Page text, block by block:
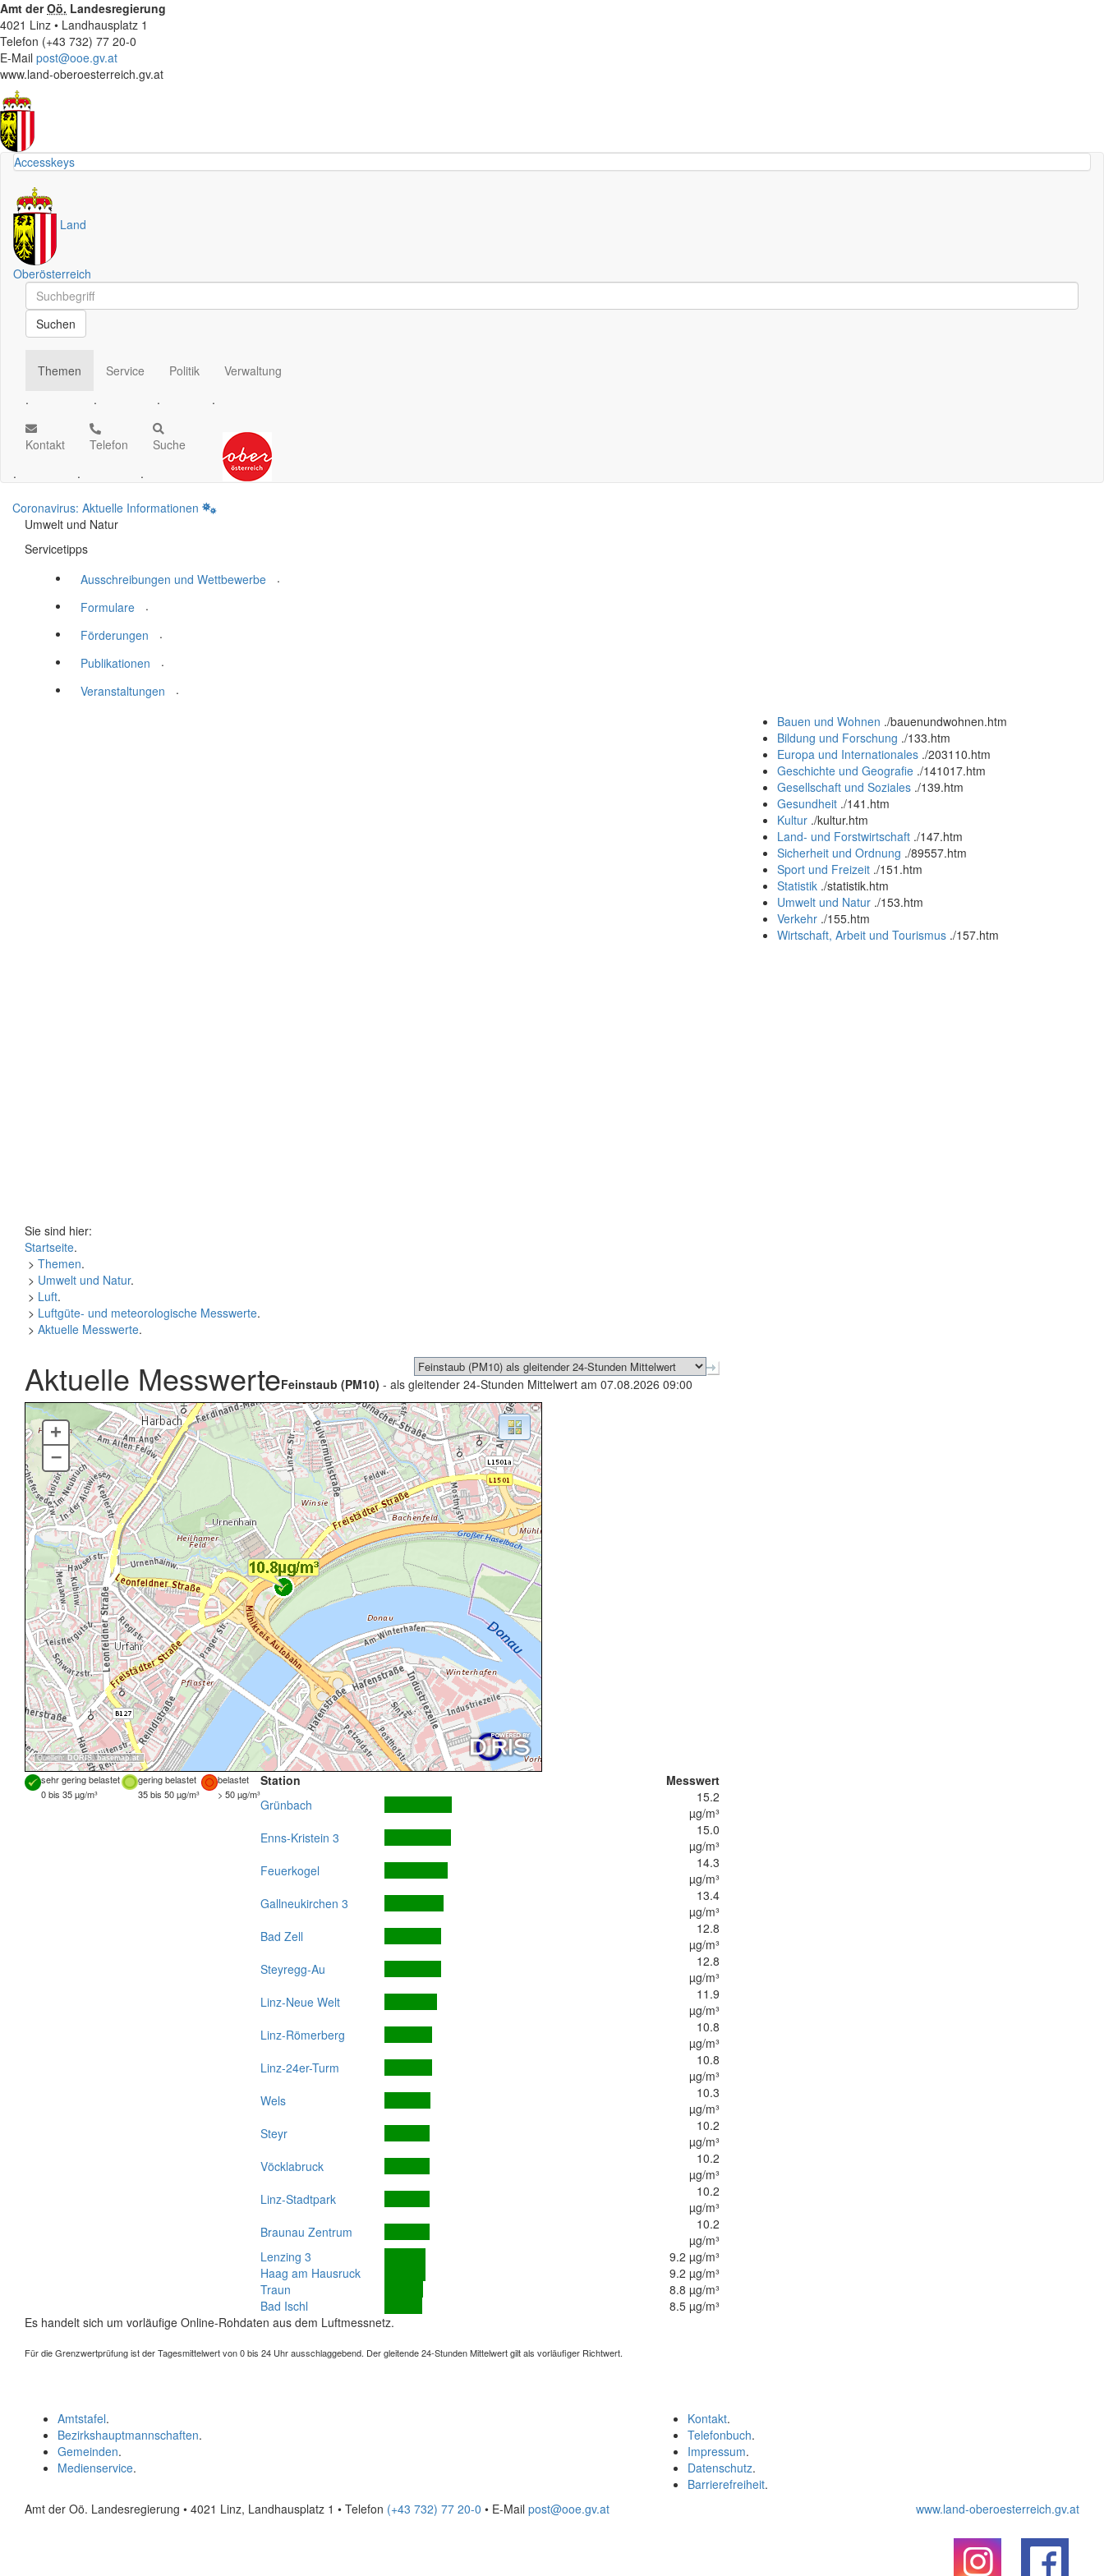
Amt derOö. Landesregierung
4021 Linz • Landhausplatz 1
Telefon (+43 732) 77 20-0
E-Mail post@ooe.gv.at
www.land-oberoesterreich.gv.at
Accesskeys
Land
Oberösterreich
Schnellsuche
Schnellsuche
Suchen
Themen
.
Service
.
Politik
.
Verwaltung
.
Kontakt
.
Telefon
.
Suche
.
Coronavirus: Aktuelle Informationen
Umwelt und Natur
Servicetipps
Ausschreibungen und Wettbewerbe
.
Formulare
.
Förderungen
.
Publikationen
.
Veranstaltungen
.
Bauen und Wohnen ./bauenundwohnen.htm
Bildung und Forschung ./133.htm
Europa und Internationales ./203110.htm
Geschichte und Geografie ./141017.htm
Gesellschaft und Soziales ./139.htm
Gesundheit ./141.htm
Kultur ./kultur.htm
Land- und Forstwirtschaft ./147.htm
Sicherheit und Ordnung ./89557.htm
Sport und Freizeit ./151.htm
Statistik ./statistik.htm
Umwelt und Natur ./153.htm
Verkehr ./155.htm
Wirtschaft, Arbeit und Tourismus ./157.htm
Sie sind hier:
Startseite.
> Themen.
> Umwelt und Natur.
> Luft.
> Luftgüte- und meteorologische Messwerte.
> Aktuelle Messwerte.
Aktuelle MesswerteFeinstaub (PM10) - als gleitender 24-Stunden Mittelwert am 07.08.2026 09:00
Quellen: DORIS,basemap.at
+
–
sehr gering belastet gering belastet
belastet
0 bis 35 µg/m³
35 bis 50 µg/m³ > 50 µg/m³
Station
Messwert
Grünbach
15.2
µg/m³
Enns-Kristein 3
15.0
µg/m³
Feuerkogel
14.3
µg/m³
Gallneukirchen 3
13.4
µg/m³
Bad Zell
12.8
µg/m³
Steyregg-Au
12.8
µg/m³
Linz-Neue Welt
11.9
µg/m³
Linz-Römerberg
10.8
µg/m³
Linz-24er-Turm
10.8
µg/m³
Wels
10.3
µg/m³
Steyr
10.2
µg/m³
Vöcklabruck
10.2
µg/m³
Linz-Stadtpark
10.2
µg/m³
Braunau Zentrum
10.2
µg/m³
Lenzing 3
9.2 µg/m³
Haag am Hausruck
9.2 µg/m³
Traun
8.8 µg/m³
Bad Ischl
8.5 µg/m³
Es handelt sich um vorläufige Online-Rohdaten aus dem Luftmessnetz.
Für die Grenzwertprüfung ist der Tagesmittelwert von 0 bis 24 Uhr ausschlaggebend. Der gleitende 24-Stunden Mittelwert gilt als vorläufiger Richtwert.
Kontakt.
Telefonbuch.
Impressum.
Datenschutz.
Barrierefreiheit.
Amtstafel.
Bezirkshauptmannschaften.
Gemeinden.
Medienservice.
Amt der Oö. Landesregierung • 4021 Linz, Landhausplatz 1 • Telefon (+43 732) 77 20-0 • E-Mail post@ooe.gv.at www.land-oberoesterreich.gv.at